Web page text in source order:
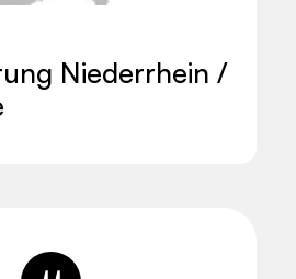
Niederrhein /